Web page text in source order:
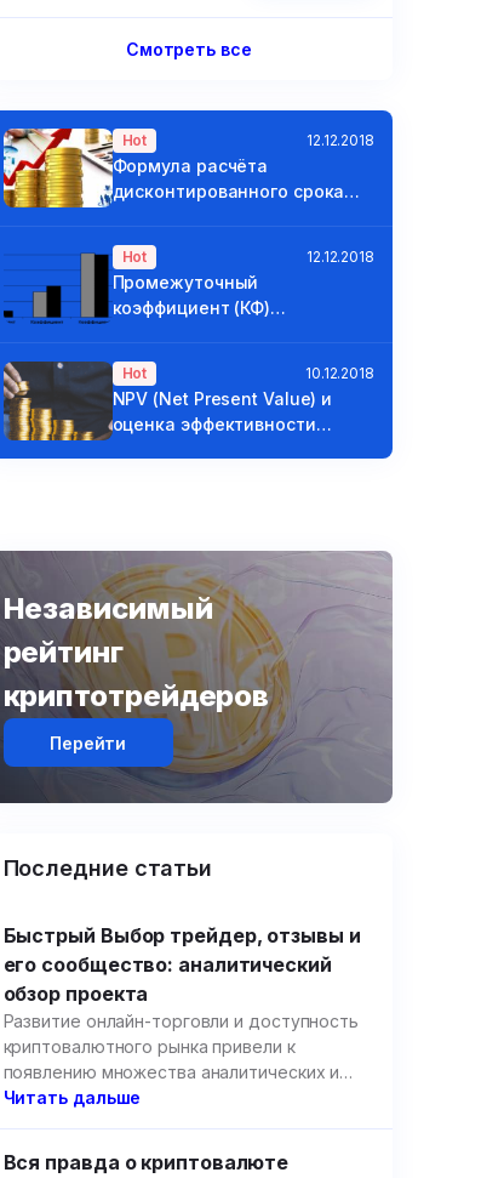
Смотреть все
Hot 12.12.2018
Формула расчёта
дисконтированного срока
Hot 12.12.2018
Промежуточный
коэффициент (КФ)
Hot 10.12.2018
NPV (Net Present Value) и
оценка эффективности
Независимый
рейтинг
криптотрейдеров
Перейти
Последние статьи
Быстрый Выбор трейдер, отзывы и
его сообщество: аналитический
обзор проекта
Развитие онлайн-торговли и доступность
криптовалютного рынка привели к
появлению множества аналитических и
образовательных площадок.
Читать дальше
Вся правда о криптовалюте